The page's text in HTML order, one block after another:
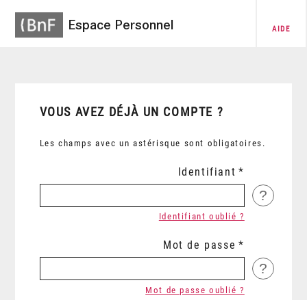
Espace Personnel AIDE
VOUS AVEZ DÉJÀ UN COMPTE ?
Les champs avec un astérisque sont obligatoires.
Identifiant
?
Identifiant oublié ?
Mot de passe
?
Mot de passe oublié ?